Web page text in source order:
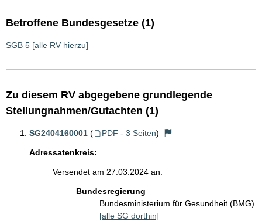
Betroffene Bundesgesetze (1)
SGB 5 [alle RV hierzu]
Zu diesem RV abgegebene grundlegende
Stellungnahmen/Gutachten (1)
SG2404160001 ( PDF - 3 Seiten)
Adressatenkreis:
Versendet am 27.03.2024 an:
Bundesregierung
Bundesministerium für Gesundheit (BMG)
[alle SG dorthin]